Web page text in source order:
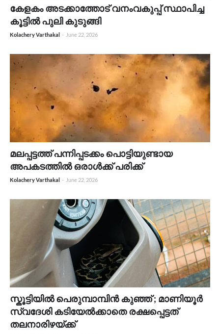
കേളകം അടക്കാത്തോട് വനംവകുപ്പ് സ്ഥാപിച്ച
കൂട്ടിൽ പുലി കുടുങ്ങി
Kolachery Varthakal - June 22, 2026
മലപ്പട്ടത്ത് പന്നിപ്പടക്കം പൊട്ടിയുണ്ടായ
അപകടത്തിൽ ഒരാൾക്ക് പരിക്ക്
Kolachery Varthakal - June 22, 2026
സ്കൂട്ടിയിൽ പെരുമ്പാമ്പിൻ കുഞ്ഞ് ; ​മാണിയൂർ
സ്വദേശി കടിയേൽക്കാതെ രക്ഷപ്പെട്ടത്
തലനാരിഴയ്ക്ക്